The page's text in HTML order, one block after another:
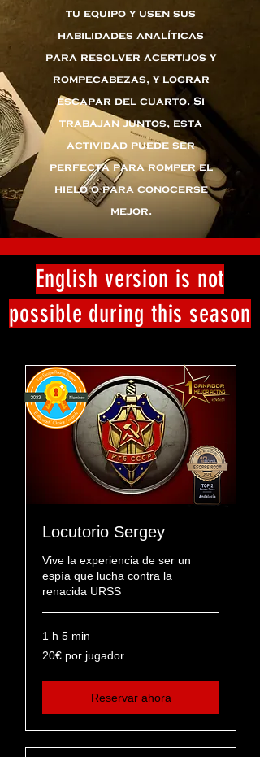
tu equipo y usen sus
habilidades analíticas
para resolver acertijos y
rompecabezas, y lograr
escapar del cuarto. Si
trabajan juntos, esta
actividad puede ser
perfecta para romper el
hielo o para conocerse
mejor.
English version is not
possible during this season
Locutorio Sergey
Vive la experiencia de ser un
espía que lucha contra la
renacida URSS
1 h 5 min
20€
por
20€ por jugador
Reservar ahora